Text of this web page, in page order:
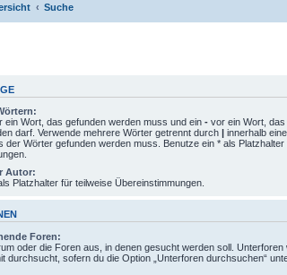
Suche
ein Wort, das gefunden werden muss und ein - vor ein Wort, das
darf. Verwende mehrere Wörter getrennt durch | innerhalb
der Wörter gefunden werden muss. Benutze ein * als Platzhalter
Autor:
Platzhalter für teilweise Übereinstimmungen.
Foren:
oder die Foren aus, in denen gesucht werden soll. Unterforen
durchsucht, sofern du die Option „Unterforen durchsuchen“